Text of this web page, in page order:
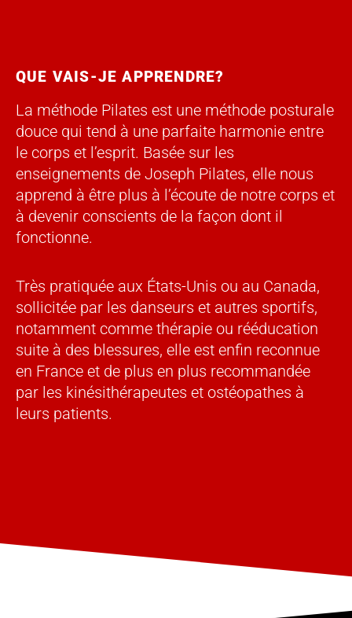
QUE VAIS-JE APPRENDRE?
La méthode Pilates est une méthode posturale
douce qui tend à une parfaite harmonie entre
le corps et l’esprit. Basée sur les
enseignements de Joseph Pilates, elle nous
apprend à être plus à l’écoute de notre corps et
à devenir conscients de la façon dont il
fonctionne.
Très pratiquée aux États-Unis ou au Canada,
sollicitée par les danseurs et autres sportifs,
notamment comme thérapie ou rééducation
suite à des blessures, elle est enfin reconnue
en France et de plus en plus recommandée
par les kinésithérapeutes et ostéopathes à
leurs patients.